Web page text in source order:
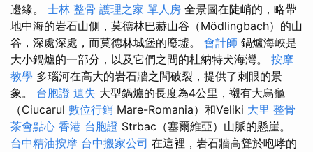
邊緣。 士林 整骨 護理之家 單人房 全景圖在陡峭的，略帶
地中海的岩石山側，莫德林巴赫山谷（Mödlingbach）的山
谷，深處深處，而莫德林城堡的廢墟。 會計師 鍋爐海峽是
大小鍋爐的一部分，以及它們之間的杜納特犬海灣。 按摩
教學 多瑙河在高大的岩石牆之間破裂，提供了刺眼的景
象。 台胞證 遺失 大型鍋爐的長度為4公里，襯有大烏龜
（Ciucarul 數位行銷 Mare-Romania）和Veliki 大里 整骨
茶會點心 香港 台胞證 Strbac（塞爾維亞）山脈的懸崖。
台中精油按摩 台中搬家公司 在這裡，岩石牆高聳於咆哮的